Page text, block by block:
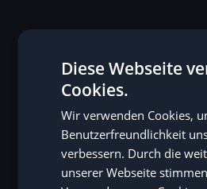
Diese Webseite
Cookies.
Wir verwenden Cookies,
Benutzerfreundlichkeit
verbessern. Durch die
unserer Webseite